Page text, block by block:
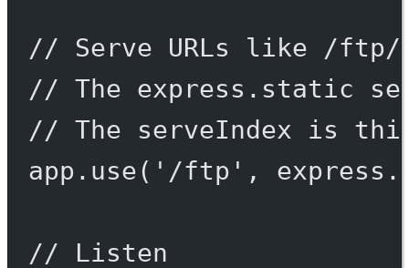
// Serve URLs like /
// The express.static
// The serveIndex is
app. use( '/ftp' , express.
// Listen